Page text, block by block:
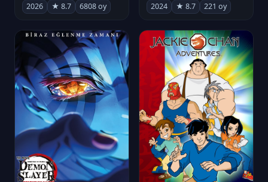
2026 ★ 8.7 6808 oy 2024 ★ 8.7 221 oy